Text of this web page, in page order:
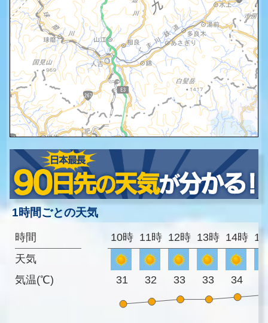
1時間ごとの天気
時間
天気
気温(℃)
10時 11時 12時 13時 14時
31 32 33 33 34